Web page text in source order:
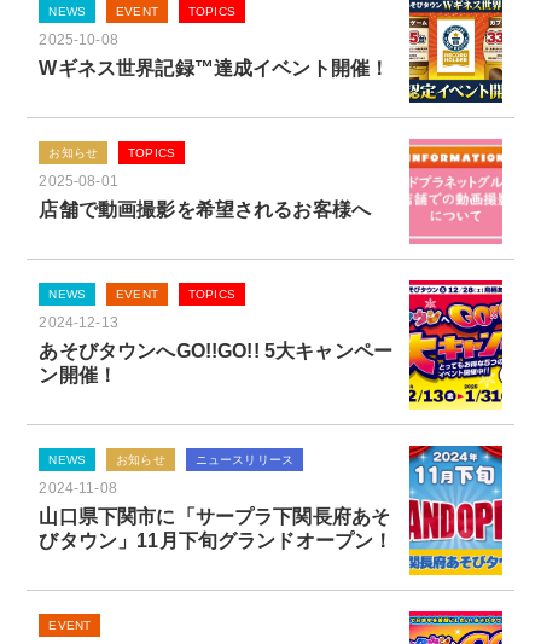
NEWS EVENT TOPICS
2025-10-08
Wギネス世界記録™達成イベント開催！
お知らせ TOPICS
2025-08-01
店舗で動画撮影を希望されるお客様へ
NEWS EVENT TOPICS
2024-12-13
あそびタウンへGO!!GO!! 5大キャンペー
ン開催！
NEWS お知らせ ニュースリリース
2024-11-08
山口県下関市に「サープラ下関長府あそ
びタウン」11月下旬グランドオープン！
EVENT